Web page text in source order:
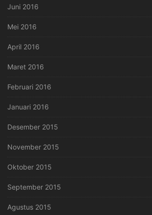
Juni 2016
Mei 2016
April 2016
Maret 2016
Februari 2016
Januari 2016
Desember 2015
November 2015
Oktober 2015
September 2015
Agustus 2015